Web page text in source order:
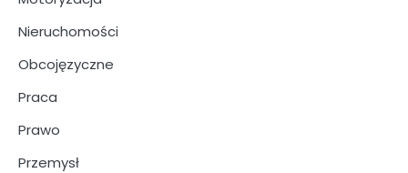
Nieruchomości
Obcojęzyczne
Praca
Prawo
Przemysł